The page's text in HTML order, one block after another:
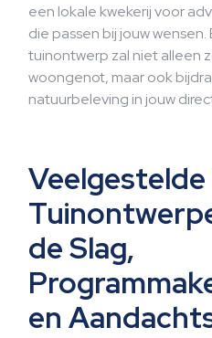
een lokale kwekerij voor
die passen bij jouw
tuinontwerp zal niet alleen
woongenot, maar ook
natuurbeleving in jouw
de Slag,
en